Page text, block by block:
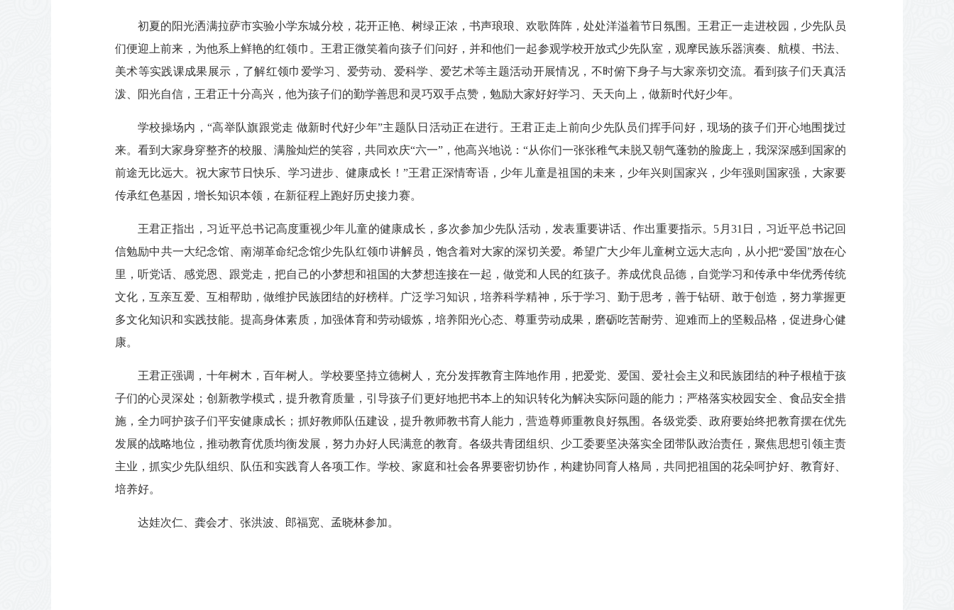
初夏的阳光洒满拉萨市实验小学东城分校，花开正艳、树绿正浓，书声琅琅、欢歌阵阵，处处洋溢着节日氛围。王君正一走进校园，少先队员
们便迎上前来，为他系上鲜艳的红领巾。王君正微笑着向孩子们问好，并和他们一起参观学校开放式少先队室，观摩民族乐器演奏、航模、书法、
美术等实践课成果展示，了解红领巾爱学习、爱劳动、爱科学、爱艺术等主题活动开展情况，不时俯下身子与大家亲切交流。看到孩子们天真活
泼、阳光自信，王君正十分高兴，他为孩子们的勤学善思和灵巧双手点赞，勉励大家好好学习、天天向上，做新时代好少年。
学校操场内，“高举队旗跟党走 做新时代好少年”主题队日活动正在进行。王君正走上前向少先队员们挥手问好，现场的孩子们开心地围拢过
来。看到大家身穿整齐的校服、满脸灿烂的笑容，共同欢庆“六一”，他高兴地说：“从你们一张张稚气未脱又朝气蓬勃的脸庞上，我深深感到国家的
前途无比远大。祝大家节日快乐、学习进步、健康成长！”王君正深情寄语，少年儿童是祖国的未来，少年兴则国家兴，少年强则国家强，大家要
传承红色基因，增长知识本领，在新征程上跑好历史接力赛。
王君正指出，习近平总书记高度重视少年儿童的健康成长，多次参加少先队活动，发表重要讲话、作出重要指示。5月31日，习近平总书记回
信勉励中共一大纪念馆、南湖革命纪念馆少先队红领巾讲解员，饱含着对大家的深切关爱。希望广大少年儿童树立远大志向，从小把“爱国”放在心
里，听党话、感党恩、跟党走，把自己的小梦想和祖国的大梦想连接在一起，做党和人民的红孩子。养成优良品德，自觉学习和传承中华优秀传统
文化，互亲互爱、互相帮助，做维护民族团结的好榜样。广泛学习知识，培养科学精神，乐于学习、勤于思考，善于钻研、敢于创造，努力掌握更
多文化知识和实践技能。提高身体素质，加强体育和劳动锻炼，培养阳光心态、尊重劳动成果，磨砺吃苦耐劳、迎难而上的坚毅品格，促进身心健
康。
王君正强调，十年树木，百年树人。学校要坚持立德树人，充分发挥教育主阵地作用，把爱党、爱国、爱社会主义和民族团结的种子根植于孩
子们的心灵深处；创新教学模式，提升教育质量，引导孩子们更好地把书本上的知识转化为解决实际问题的能力；严格落实校园安全、食品安全措
施，全力呵护孩子们平安健康成长；抓好教师队伍建设，提升教师教书育人能力，营造尊师重教良好氛围。各级党委、政府要始终把教育摆在优先
发展的战略地位，推动教育优质均衡发展，努力办好人民满意的教育。各级共青团组织、少工委要坚决落实全团带队政治责任，聚焦思想引领主责
主业，抓实少先队组织、队伍和实践育人各项工作。学校、家庭和社会各界要密切协作，构建协同育人格局，共同把祖国的花朵呵护好、教育好、
培养好。
达娃次仁、龚会才、张洪波、郎福宽、孟晓林参加。